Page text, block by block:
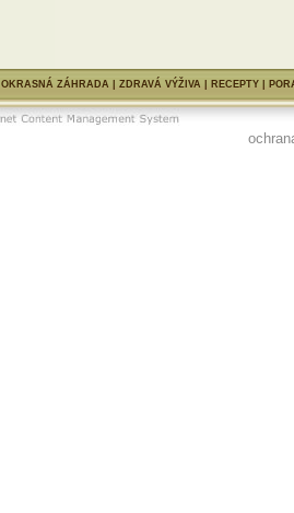
OKRASNÁ ZÁHRADA| ZDRAVÁ VÝŽIVA| RECEPTY|